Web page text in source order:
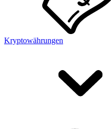
Kryptowährungen